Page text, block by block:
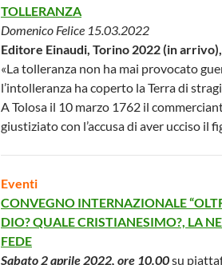
TOLLERANZA
Domenico Felice 15.03.2022
Editore Einaudi, Torino 2022 (in
«La tolleranza non ha mai provocato
l’intolleranza ha coperto la Terra di
A Tolosa il 10 marzo 1762 il
giustiziato con l’accusa di aver ucciso il
Eventi
CONVEGNO INTERNAZIONALE
DIO? QUALE CRISTIANESIMO?, LA
FEDE
Sabato 2 aprile 2022, ore 10.00su